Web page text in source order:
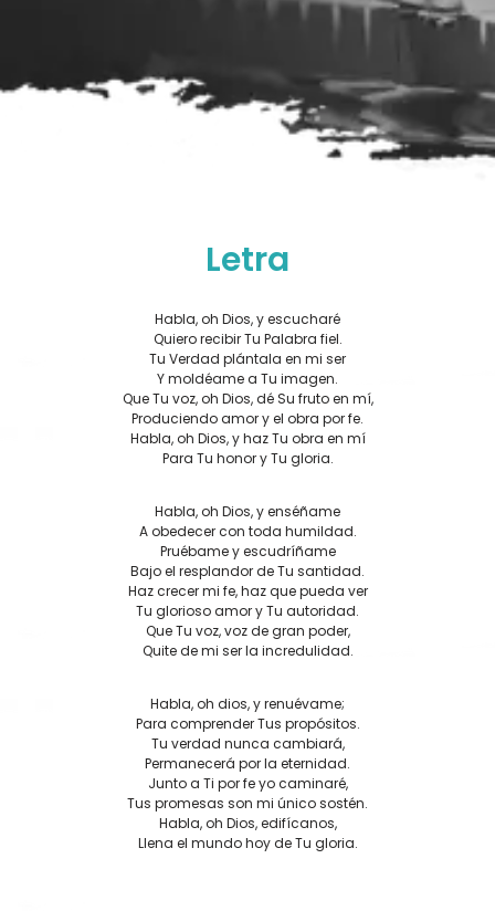
Letra
Habla, oh Dios, y escucharé
Quiero recibir Tu Palabra fiel.
Tu Verdad plántala en mi ser
Y moldéame a Tu imagen.
Que Tu voz, oh Dios, dé Su fruto en mí,
Produciendo amor y el obra por fe.
Habla, oh Dios, y haz Tu obra en mí
Para Tu honor y Tu gloria.
Habla, oh Dios, y enséñame
A obedecer con toda humildad.
Pruébame y escudríñame
Bajo el resplandor de Tu santidad.
Haz crecer mi fe, haz que pueda ver
Tu glorioso amor y Tu autoridad.
Que Tu voz, voz de gran poder,
Quite de mi ser la incredulidad.
Habla, oh dios, y renuévame;
Para comprender Tus propósitos.
Tu verdad nunca cambiará,
Permanecerá por la eternidad.
Junto a Ti por fe yo caminaré,
Tus promesas son mi único sostén.
Habla, oh Dios, edifícanos,
Llena el mundo hoy de Tu gloria.